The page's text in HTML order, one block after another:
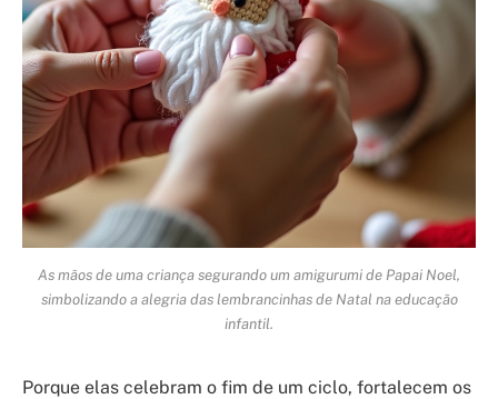
As mãos de uma criança segurando um amigurumi de Papai Noel,
simbolizando a alegria das lembrancinhas de Natal na educação
infantil.
Porque elas celebram o fim de um ciclo, fortalecem os